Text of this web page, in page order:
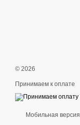
© 2026
Принимаем к оплате
Мобильная версия